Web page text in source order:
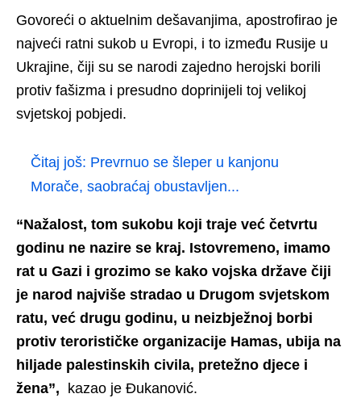
Govoreći o aktuelnim dešavanjima, apostrofirao je
najveći ratni sukob u Evropi, i to između Rusije u
Ukrajine, čiji su se narodi zajedno herojski borili
protiv fašizma i presudno doprinijeli toj velikoj
svjetskoj pobjedi.
Čitaj još: Prevrnuo se šleper u kanjonu
Morače, saobraćaj obustavljen...
“Nažalost, tom sukobu koji traje već četvrtu
godinu ne nazire se kraj. Istovremeno, imamo
rat u Gazi i grozimo se kako vojska države čiji
je narod najviše stradao u Drugom svjetskom
ratu, već drugu godinu, u neizbježnoj borbi
protiv terorističke organizacije Hamas, ubija na
hiljade palestinskih civila, pretežno djece i
žena”, kazao je Đukanović.